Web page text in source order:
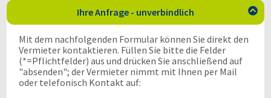
Ihre Anfrage - unverbindlich 
Mit dem nachfolgenden Formular können Sie direkt den
Vermieter kontaktieren. Füllen Sie bitte die Felder
(*=Pflichtfelder) aus und drücken Sie anschließend auf
"absenden"; der Vermieter nimmt mit Ihnen per Mail
oder telefonisch Kontakt auf: